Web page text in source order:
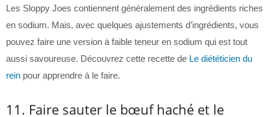
Les Sloppy Joes contiennent généralement des ingrédients riches
en sodium. Mais, avec quelques ajustements d’ingrédients, vous
pouvez faire une version à faible teneur en sodium qui est tout
aussi savoureuse. Découvrez cette recette de Le diététicien du
rein pour apprendre à le faire.
11. Faire sauter le bœuf haché et le